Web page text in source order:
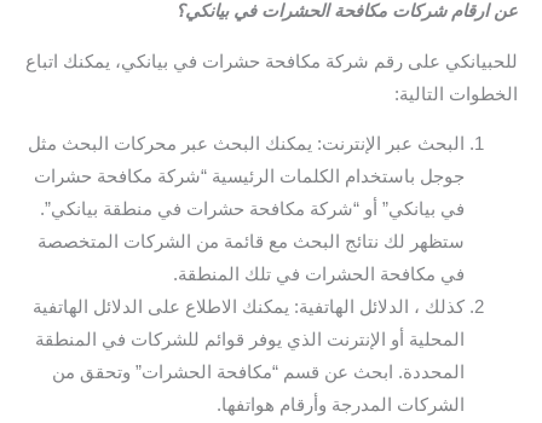
عن ارقام شركات مكافحة الحشرات في بيانكي؟
للحبيانكي على رقم شركة مكافحة حشرات في بيانكي، يمكنك اتباع
الخطوات التالية:
البحث عبر الإنترنت: يمكنك البحث عبر محركات البحث مثل
جوجل باستخدام الكلمات الرئيسية “شركة مكافحة حشرات
في بيانكي” أو “شركة مكافحة حشرات في منطقة بيانكي”.
ستظهر لك نتائج البحث مع قائمة من الشركات المتخصصة
في مكافحة الحشرات في تلك المنطقة.
كذلك ، الدلائل الهاتفية: يمكنك الاطلاع على الدلائل الهاتفية
المحلية أو الإنترنت الذي يوفر قوائم للشركات في المنطقة
المحددة. ابحث عن قسم “مكافحة الحشرات” وتحقق من
الشركات المدرجة وأرقام هواتفها.